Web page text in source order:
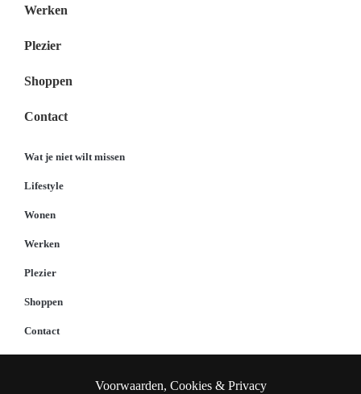
Werken
Plezier
Shoppen
Contact
Wat je niet wilt missen
Lifestyle
Wonen
Werken
Plezier
Shoppen
Contact
Voorwaarden, Cookies & Privacy